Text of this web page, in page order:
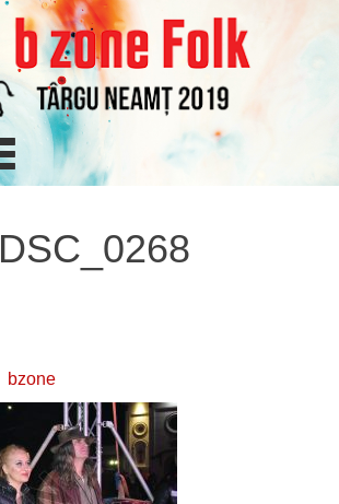
DSC_0268
bzone